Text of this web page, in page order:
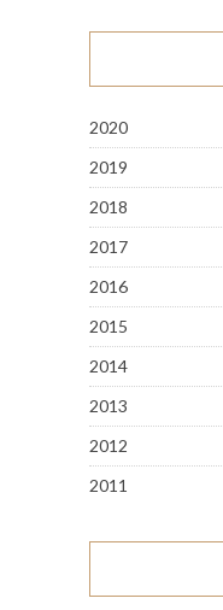
2020
2019
2018
2017
2016
2015
2014
2013
2012
2011